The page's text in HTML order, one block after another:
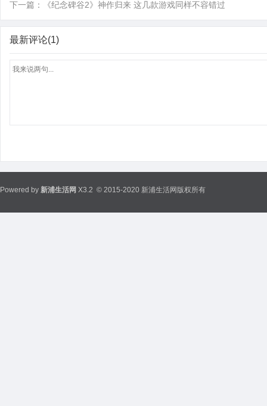
下一篇： 《纪念碑谷2》神作归来 这几款游戏同样不容错过
最新评论(1)
Powered by 新浦生活网 X3.2 © 2015-2020 新浦生活网版权所有